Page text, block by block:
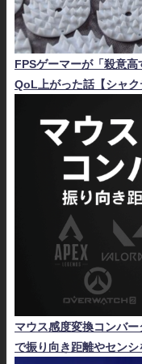
FPSゲーマーが「殺意
QoL上がった話【シャク
マウス感度変換コンバ
で振り向き距離やセンシ